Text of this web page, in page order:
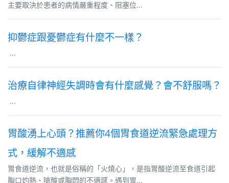
主要取決於患者的病情嚴重程度、阻塞位...
抑鬱症跟憂鬱症有什麼不一樣？
...
治療自律神經失調時會有什麼感覺？會不舒服嗎？
...
胃酸湧上心頭？推薦你4個胃食道逆流緊急處理方
式，緩解不適感
胃食道逆流，也就是俗稱的「火燒心」，是指胃酸逆流至食道引起
胸口灼熱、嗆酸或胸悶的不適感。遇到胃...